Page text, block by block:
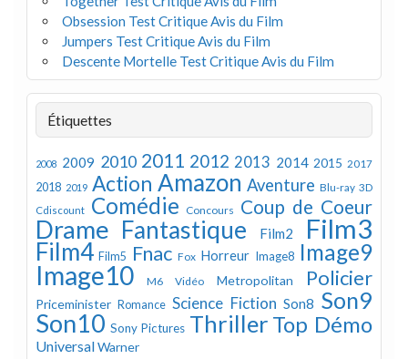
Obsession Test Critique Avis du Film
Jumpers Test Critique Avis du Film
Descente Mortelle Test Critique Avis du Film
Étiquettes
2008 2009 2010 2011 2012 2013 2014 2015 2017
2018 2019 Action Amazon Aventure Blu-ray 3D
Cdiscount Comédie Concours Coup de Coeur
Drame Fantastique Film2 Film3
Film4 Film5 Fnac Fox Horreur Image8 Image9
Image10 M6 Vidéo Metropolitan Policier
Priceminister Romance Science Fiction Son8 Son9
Son10 Sony Pictures Thriller Top Démo
UniversalWarner